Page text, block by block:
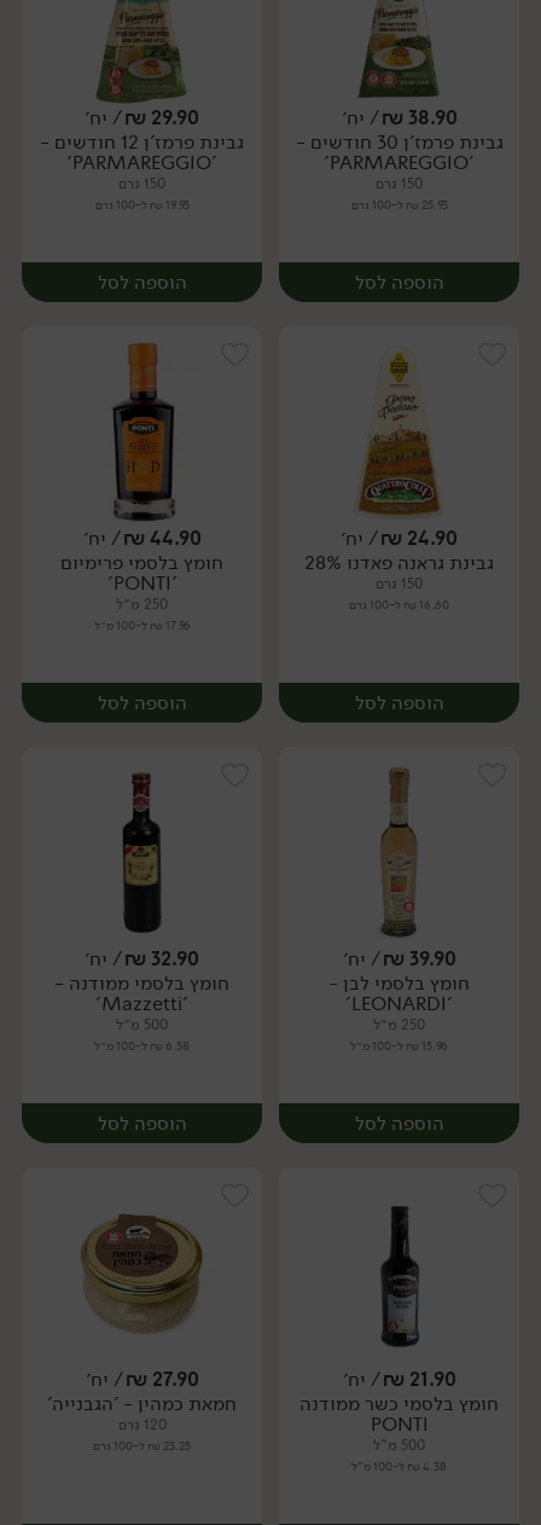
יח׳ יח׳
38.90
₪/ יח׳
גבינת פרמז'ן 30 חודשים -
'PARMAREGGIO'
150 גרם
25.93 ₪ ל-100 גרם
הוספה לסל
יח׳
29.90
₪/ יח׳
גבינת פרמז'ן 12 חודשים -
'PARMAREGGIO'
150 גרם
19.93 ₪ ל-100 גרם
הוספה לסל
יח׳
24.90
₪/ יח׳
גבינת גראנה פאדנו 28%
150 גרם
16.60 ₪ ל-100 גרם
הוספה לסל
יח׳
44.90
₪/ יח׳
חומץ בלסמי פרימיום
'PONTI'
250 מ״ל
17.96 ₪ ל-100 מ״ל
הוספה לסל
יח׳
39.90
₪/ יח׳
חומץ בלסמי לבן -
'LEONARDI'
250 מ״ל
15.96 ₪ ל-100 מ״ל
הוספה לסל
יח׳
32.90
₪/ יח׳
חומץ בלסמי ממודנה -
'Mazzetti'
500 מ״ל
6.58 ₪ ל-100 מ״ל
הוספה לסל
יח׳
21.90
₪/ יח׳
חומץ בלסמי כשר ממודנה
PONTI
500 מ"ל
4.38 ₪ ל-100 מ"ל
27.90
₪/ יח׳
חמאת כמהין - 'הגבנייה'
120 גרם
23.25 ₪ ל-100 גרם